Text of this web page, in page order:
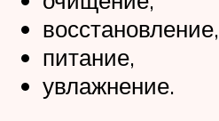
восстановление,
питание,
увлажнение.